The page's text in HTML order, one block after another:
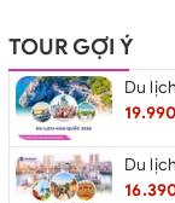
TOUR GỢI Ý